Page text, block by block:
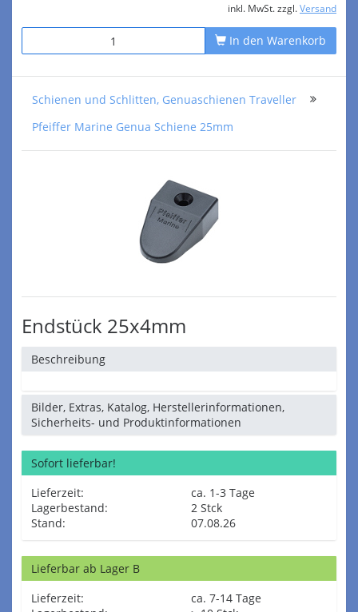
inkl. MwSt. zzgl. Versand
In den Warenkorb
Schienen und Schlitten, Genuaschienen Traveller
Pfeiffer Marine Genua Schiene 25mm
Endstück 25x4mm
Beschreibung
Bilder, Extras, Katalog, Herstellerinformationen,
Sicherheits- und Produktinformationen
Sofort lieferbar!
Lieferzeit:
ca. 1-3 Tage
Lagerbestand:
2 Stck
Stand:
07.08.26
Lieferbar ab Lager B
Lieferzeit:
ca. 7-14 Tage